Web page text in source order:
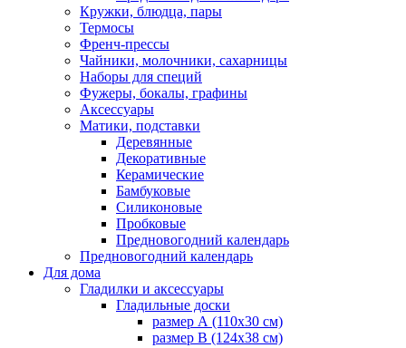
Кружки, блюдца, пары
Термосы
Френч-прессы
Чайники, молочники, сахарницы
Наборы для специй
Фужеры, бокалы, графины
Аксессуары
Матики, подставки
Деревянные
Декоративные
Керамические
Бамбуковые
Силиконовые
Пробковые
Предновогодний календарь
Предновогодний календарь
Для дома
Гладилки и аксессуары
Гладильные доски
размер А (110х30 см)
размер В (124х38 см)